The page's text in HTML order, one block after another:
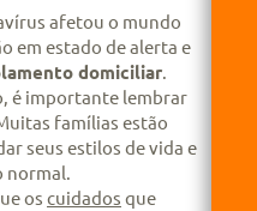
afetou o mundo
em estado de alerta e
domiciliar.
é importante lembrar
famílias estão
seus estilos de vida e
normal.
os cuidados que